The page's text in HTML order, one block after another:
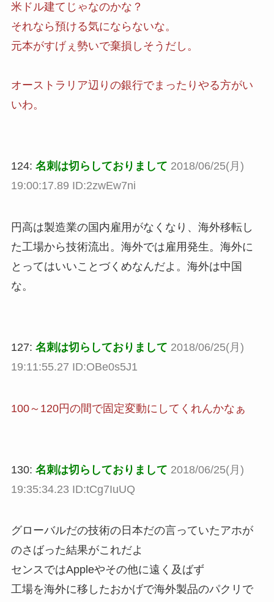
米ドル建てじゃなのかな？
それなら預ける気にならないな。
元本がすげぇ勢いで棄損しそうだし。
オーストラリア辺りの銀行でまったりやる方がい
いわ。
124: 名刺は切らしておりまして 2018/06/25(月)
19:00:17.89 ID:2zwEw7ni
円高は製造業の国内雇用がなくなり、海外移転し
た工場から技術流出。海外では雇用発生。海外に
とってはいいことづくめなんだよ。海外は中国
な。
127: 名刺は切らしておりまして 2018/06/25(月)
19:11:55.27 ID:OBe0s5J1
100～120円の間で固定変動にしてくれんかなぁ
130: 名刺は切らしておりまして 2018/06/25(月)
19:35:34.23 ID:tCg7IuUQ
グローバルだの技術の日本だの言っていたアホが
のさばった結果がこれだよ
センスではAppleやその他に遠く及ばず
工場を海外に移したおかげで海外製品のパクリで